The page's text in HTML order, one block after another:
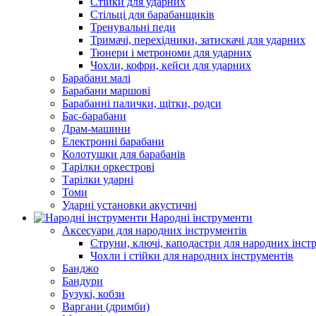
Стільці для барабанщиків
Тренувальні педи
Тримачі, перехідники, затискачі для ударних
Тюнери і метрономи для ударних
Чохли, кофри, кейси для ударних
Барабани малі
Барабани маршові
Барабанні палички, щітки, родси
Бас-барабани
Драм-машини
Електронні барабани
Колотушки для барабанів
Тарілки оркестрові
Тарілки ударні
Томи
Ударні установки акустичні
Народні інструменти
Аксесуари для народних інструментів
Струни, ключі, каподастри для народних
Чохли і стійки для народних інструментів
Банджо
Бандури
Бузукі, кобзи
Варгани (дримби)